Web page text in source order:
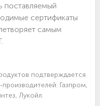
поставляемый
сертификаты
самым
подтверждается
Газпром,
Лукойл.